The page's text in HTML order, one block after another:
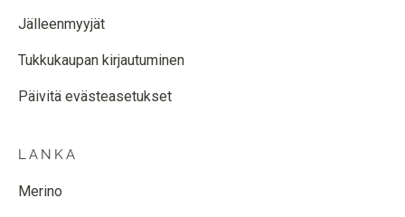
Jälleenmyyjät
Tukkukaupan kirjautuminen
Päivitä evästeasetukset
LANKA
Merino